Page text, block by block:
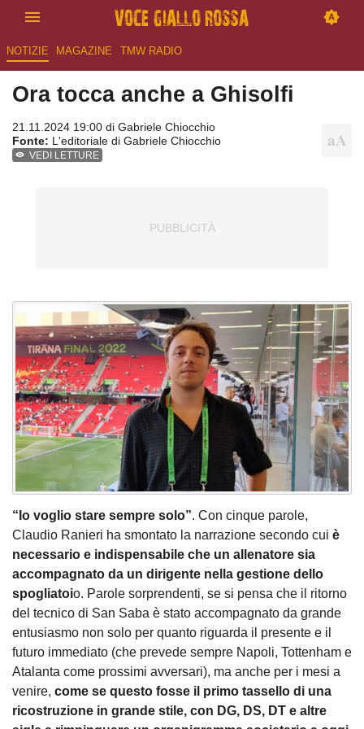
NOTIZIE MAGAZINE TMW RADIO
Ora tocca anche a Ghisolfi
21.11.2024 19:00 di Gabriele Chiocchio
Fonte: L'editoriale di Gabriele Chiocchio
VEDI LETTURE
“Io voglio stare sempre solo”. Con cinque parole,
Claudio Ranieri ha smontato la narrazione secondo cui è
necessario e indispensabile che un allenatore sia
accompagnato da un dirigente nella gestione dello
spogliatoio. Parole sorprendenti, se si pensa che il ritorno
del tecnico di San Saba è stato accompagnato da grande
entusiasmo non solo per quanto riguarda il presente e il
futuro immediato (che prevede sempre Napoli, Tottenham e
Atalanta come prossimi avversari), ma anche per i mesi a
venire, come se questo fosse il primo tassello di una
ricostruzione in grande stile, con DG, DS, DT e altre